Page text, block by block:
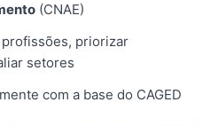
(CNAE)
priorizar
setores
com a base do CAGED